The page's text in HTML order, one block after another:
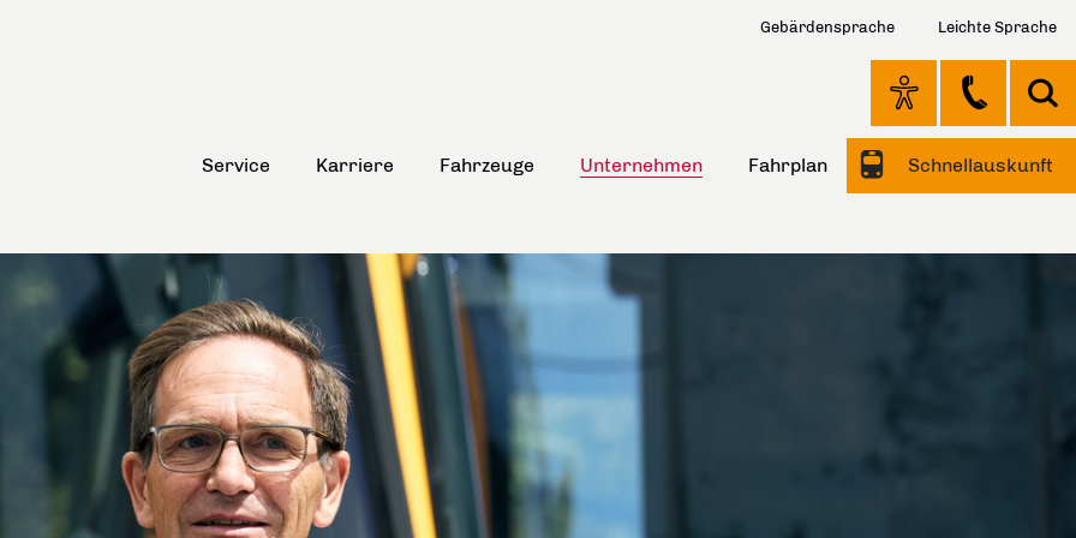
Gebärdensprache Leichte Sprache
Service Karriere Fahrzeuge Unternehmen Fahrplan Schnellauskunft